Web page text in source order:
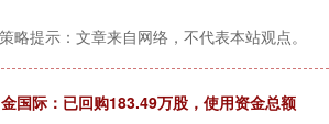
略提示：文章来自网络，不代表本站观点。
国际：已回购183.49万股，使用资金总额